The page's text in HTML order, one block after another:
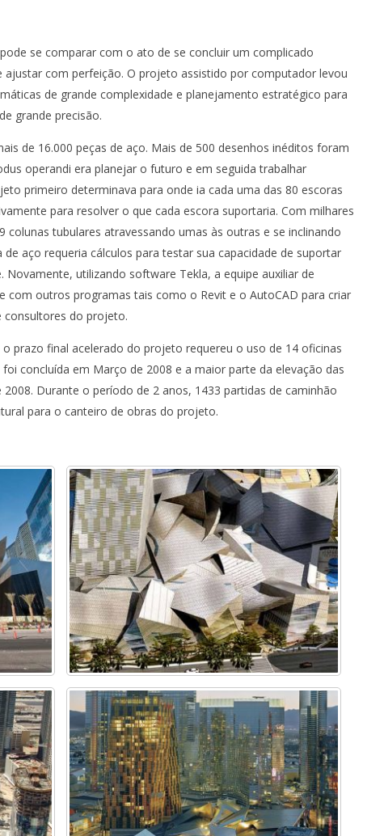
se comparar com o ato de se concluir um complicado
ajustar com perfeição. O projeto assistido por computador levou
de grande complexidade e planejamento estratégico para
grande precisão.
de 16.000 peças de aço. Mais de 500 desenhos inéditos foram
operandi era planejar o futuro e em seguida trabalhar
primeiro determinava para onde ia cada uma das 80 escoras
para resolver o que cada escora suportaria. Com milhares
colunas tubulares atravessando umas às outras e se inclinando
aço requeria cálculos para testar sua capacidade de suportar
Novamente, utilizando software Tekla, a equipe auxiliar de
com outros programas tais como o Revit e o AutoCAD para criar
do projeto.
prazo final acelerado do projeto requereu o uso de 14 oficinas
concluída em Março de 2008 e a maior parte da elevação das
Durante o período de 2 anos, 1433 partidas de caminhão
para o canteiro de obras do projeto.